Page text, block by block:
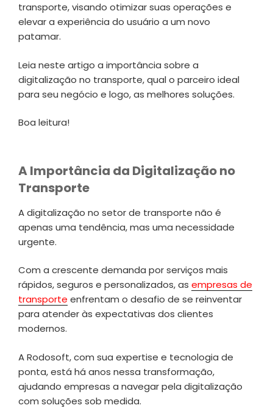
transporte, visando otimizar suas operações e
elevar a experiência do usuário a um novo
patamar.
Leia neste artigo a importância sobre a
digitalização no transporte, qual o parceiro ideal
para seu negócio e logo, as melhores soluções.
Boa leitura!
A Importância da Digitalização no
Transporte
A digitalização no setor de transporte não é
apenas uma tendência, mas uma necessidade
urgente.
Com a crescente demanda por serviços mais
rápidos, seguros e personalizados, as empresas de
transporte enfrentam o desafio de se reinventar
para atender às expectativas dos clientes
modernos.
A Rodosoft, com sua expertise e tecnologia de
ponta, está há anos nessa transformação,
ajudando empresas a navegar pela digitalização
com soluções sob medida.